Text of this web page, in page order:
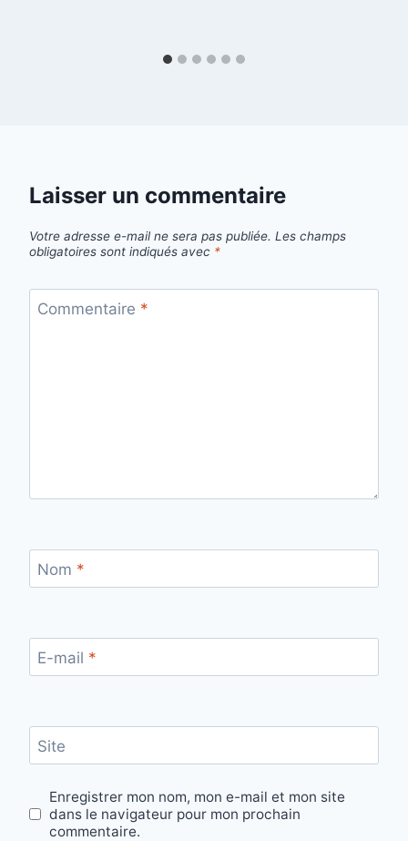
Laisser un commentaire
Votre adresse e-mail ne sera pas publiée. Les champs
obligatoires sont indiqués avec *
Commentaire *
Nom *
E-mail *
Site
Enregistrer mon nom, mon e-mail et mon site
dans le navigateur pour mon prochain
commentaire.